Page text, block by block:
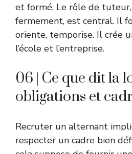
et formé. Le rôle de
fermement, est central. Il
oriente, temporise. Il crée
l’école et l’entreprise.
06 | Ce que dit la
obligations et
Recruter un alternant
respecter un cadre bien